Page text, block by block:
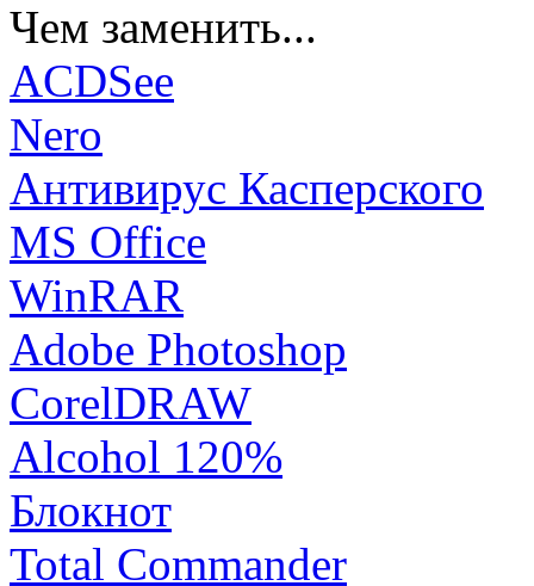
Чем заменить...
ACDSee
Nero
Антивирус Касперского
MS Office
WinRAR
Adobe Photoshop
CorelDRAW
Alcohol 120%
Блокнот
Total Commander